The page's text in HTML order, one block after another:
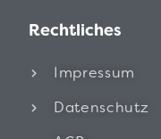
Rechtliches
Impressum
Datenschutz